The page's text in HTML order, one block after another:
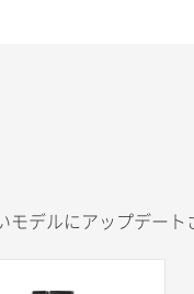
モデルにアップデート